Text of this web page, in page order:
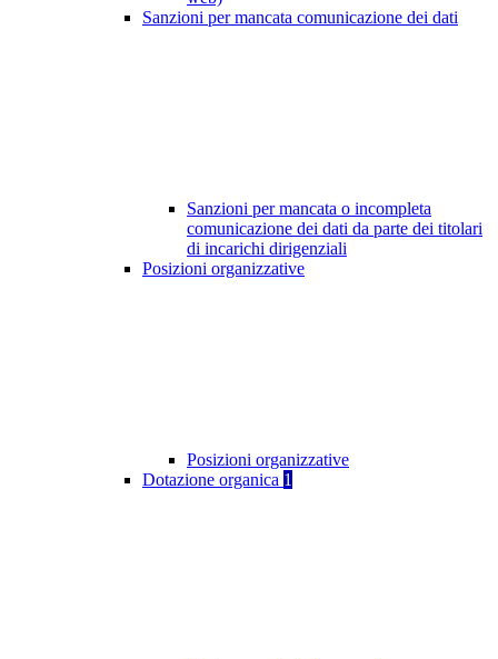
Sanzioni per mancata comunicazione dei dati
Sanzioni per mancata o incompleta
comunicazione dei dati da parte dei titolari
di incarichi dirigenziali
Posizioni organizzative
Posizioni organizzative
Dotazione organica 1